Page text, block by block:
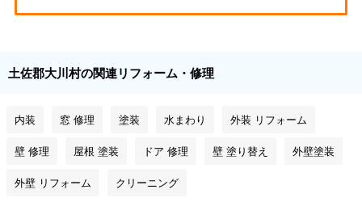
土佐郡大川村の関連リフォーム・修理
内装 窓 修理 塗装 水まわり 外装 リフォーム
壁 修理 屋根 塗装 ドア 修理 壁 塗り替え 外壁塗装
外壁 リフォーム クリーニング